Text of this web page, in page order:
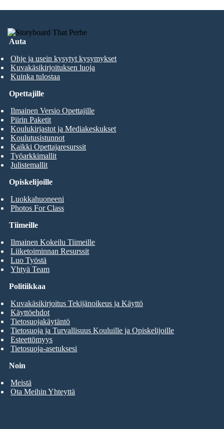
Auta
Ohje ja usein kysytyt kysymykset
Kuvakäsikirjoituksen luoja
Kuinka tulostaa
Opiskelijoille
Luokkahuoneeni
Photos For Class
Opettajille
Ilmainen Versio Opettajille
Piirin Paketit
Koulukirjastot ja Mediakeskukset
Koulutusistunnot
Kaikki Opettajaresurssit
Työarkkimallit
Julistemallit
Tiimeille
Ilmainen Kokeilu Tiimeille
Liiketoiminnan Resurssit
Luo Työstä
Yhtyä Team
Noin
Meistä
Ota Meihin Yhteyttä
Politiikkaa
Kuvakäsikirjoitus Tekijänoikeus ja Käyttö
Käyttöehdot
Tietosuojakäytäntö
Tietosuoja ja Turvallisuus Kouluille ja Opiskelijoille
Esteettömyys
Tietosuoja-asetuksesi